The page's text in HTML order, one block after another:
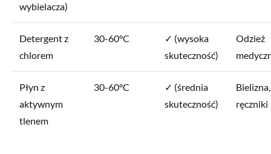
wybielacza)
Detergent z
chlorem
30-60°C
✓ (wysoka
skuteczność)
Odzież
Płyn z
aktywnym
tlenem
30-60°C
✓ (średnia
skuteczność)
Bielizna,
ręczniki